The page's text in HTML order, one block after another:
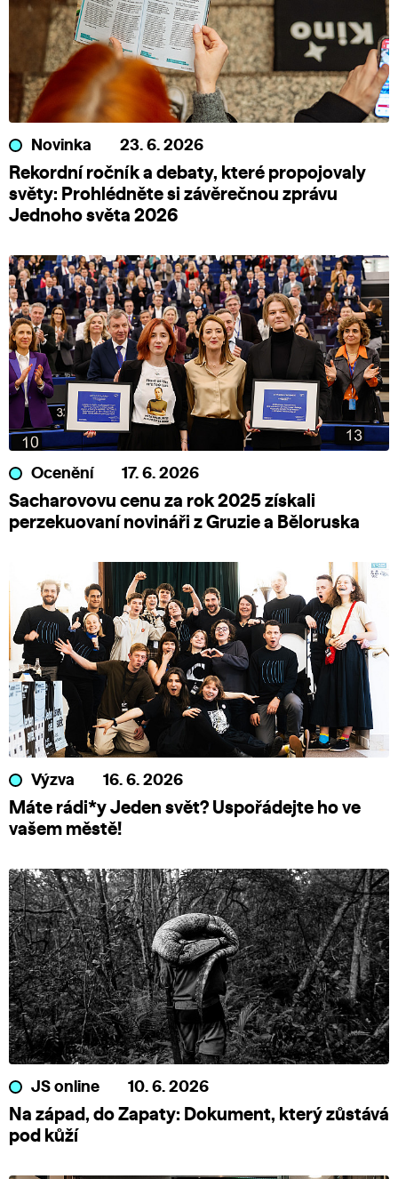
Novinka 23. 6. 2026
Rekordní ročník a debaty, které propojovaly
světy: Prohlédněte si závěrečnou zprávu
Jednoho světa 2026
Ocenění 17. 6. 2026
Sacharovovu cenu za rok 2025 získali
perzekuovaní novináři z Gruzie a Běloruska
Výzva 16. 6. 2026
Máte rádi*y Jeden svět? Uspořádejte ho ve
vašem městě!
JS online 10. 6. 2026
Na západ, do Zapaty: Dokument, který zůstává
pod kůží